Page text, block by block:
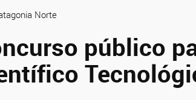
Norte
público